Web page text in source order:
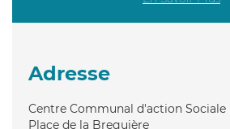
Adresse
Centre Communal d'action Sociale
Place de la Breguière